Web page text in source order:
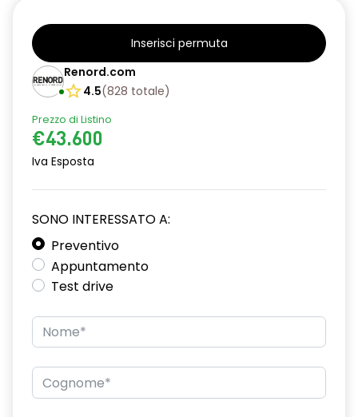
Inserisci permuta
Renord.com
4.5(828 totale)
Prezzo di Listino
€43.600
Iva Esposta
SONO INTERESSATO A:
Preventivo
Appuntamento
Test drive